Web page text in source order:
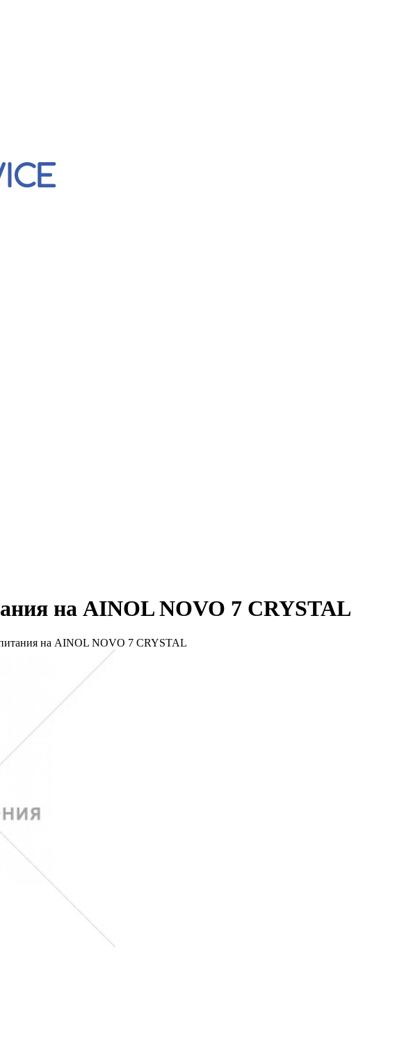
на AINOL NOVO 7 CRYSTAL
питания на AINOL NOVO 7 CRYSTAL